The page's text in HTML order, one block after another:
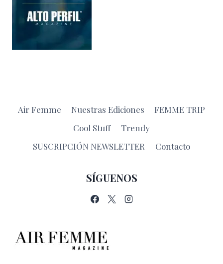
Air Femme Nuestras Ediciones
FEMME TRIP
Cool Stuff
Trendy
SUSCRIPCIÓN NEWSLETTER
Contacto
SÍGUENOS